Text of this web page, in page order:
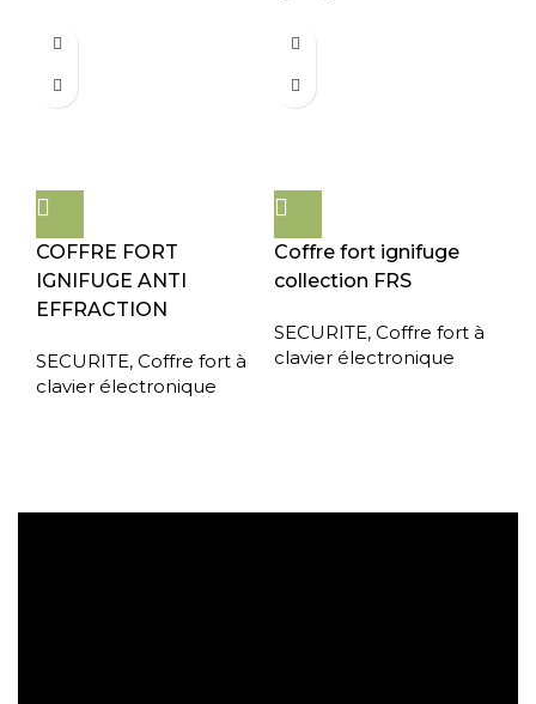
COFFRE FORT
IGNIFUGE ANTI
EFFRACTION
SECURITE, Coffre fort à
clavier électronique
Coffre fort ignifuge
collection FRS
SECURITE, Coffre fort à
clavier électronique